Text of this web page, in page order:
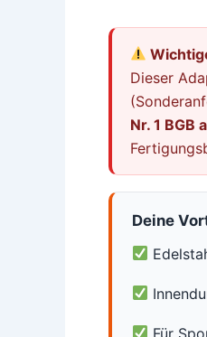
Dieser
Nr. 1 BGB
Deine
Für